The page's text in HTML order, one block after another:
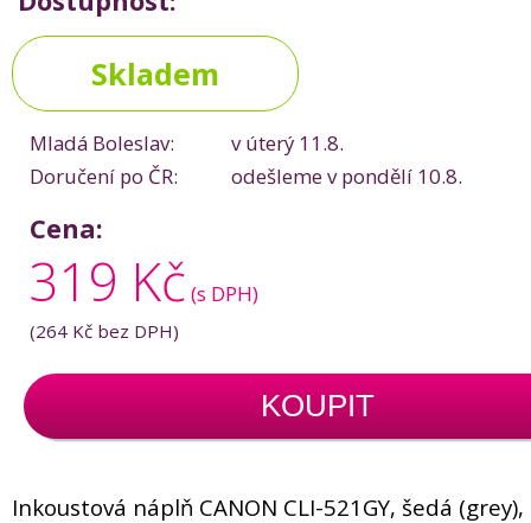
Skladem
Mladá Boleslav:
v úterý 11.8.
Doručení po ČR:
odešleme v pondělí 10.8.
Cena:
319 Kč (s DPH)
(264 Kč bez DPH)
KOUPIT
Inkoustová náplň CANON CLI-521GY, šedá